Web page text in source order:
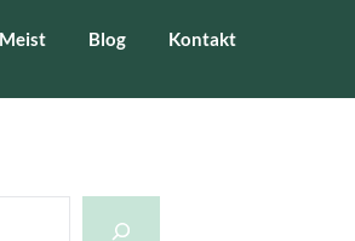
Meist Blog Kontakt